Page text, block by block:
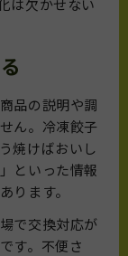
は欠かせない
品の説明や調
ん。冷凍餃子
焼けばおいし
といった情報
ります。
で交換対応が
す。不便さ